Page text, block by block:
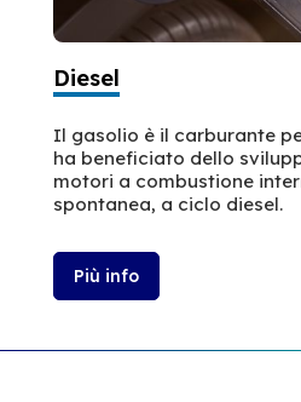
Diesel
Il gasolio è il carburante
ha beneficiato dello
motori a combustione
spontanea, a ciclo diesel.
Più info